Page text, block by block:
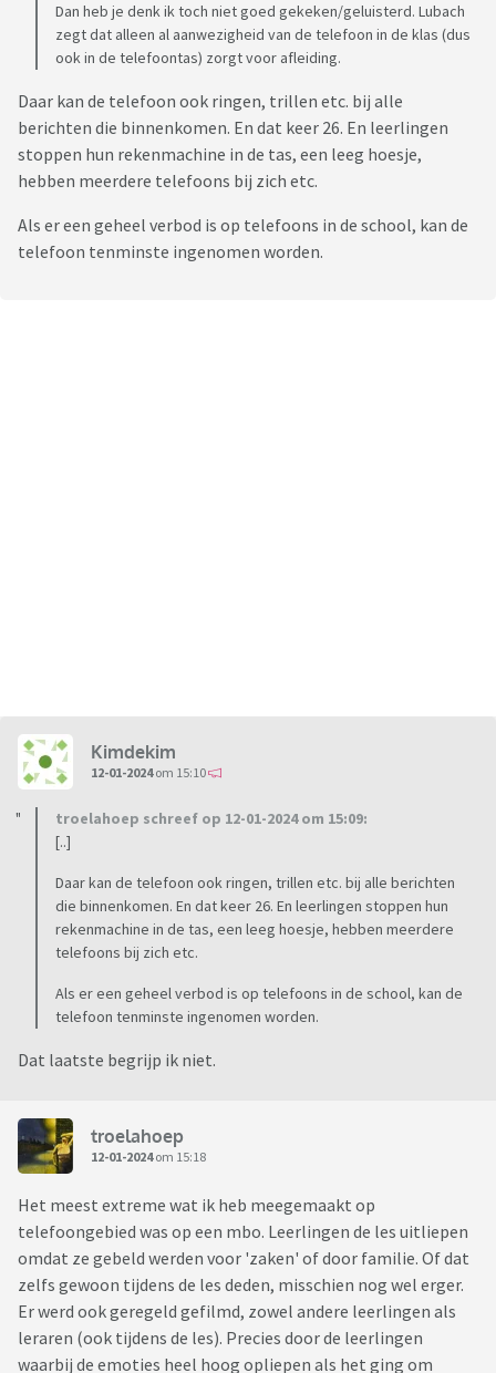
Dan heb je denk ik toch niet goed gekeken/geluisterd. Lubach
zegt dat alleen al aanwezigheid van de telefoon in de klas (dus
ook in de telefoontas) zorgt voor afleiding.
Daar kan de telefoon ook ringen, trillen etc. bij alle
berichten die binnenkomen. En dat keer 26. En leerlingen
stoppen hun rekenmachine in de tas, een leeg hoesje,
hebben meerdere telefoons bij zich etc.
Als er een geheel verbod is op telefoons in de school, kan de
telefoon tenminste ingenomen worden.
Kimdekim
12-01-2024om 15:10
troelahoep schreef op 12-01-2024 om 15:09:
[..]
Daar kan de telefoon ook ringen, trillen etc. bij alle berichten
die binnenkomen. En dat keer 26. En leerlingen stoppen hun
rekenmachine in de tas, een leeg hoesje, hebben meerdere
telefoons bij zich etc.
Als er een geheel verbod is op telefoons in de school, kan de
telefoon tenminste ingenomen worden.
Dat laatste begrijp ik niet.
troelahoep
12-01-2024om 15:18
Het meest extreme wat ik heb meegemaakt op
telefoongebied was op een mbo. Leerlingen de les uitliepen
omdat ze gebeld werden voor 'zaken' of door familie. Of dat
zelfs gewoon tijdens de les deden, misschien nog wel erger.
Er werd ook geregeld gefilmd, zowel andere leerlingen als
leraren (ook tijdens de les). Precies door de leerlingen
waarbij de emoties heel hoog opliepen als het ging om